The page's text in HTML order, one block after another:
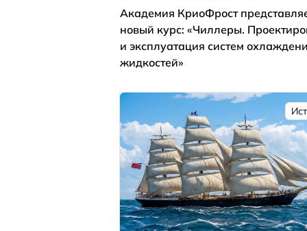
Академия КриоФрост
новый курс: «Чиллеры.
и эксплуатация систем
жидкостей»